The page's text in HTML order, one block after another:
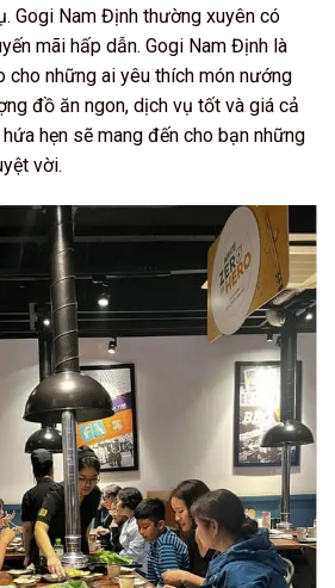
Gogi Nam Định thường xuyên có
mãi hấp dẫn. Gogi Nam Định là
cho những ai yêu thích món nướng
đồ ăn ngon, dịch vụ tốt và giá cả
hẹn sẽ mang đến cho bạn những
vời.